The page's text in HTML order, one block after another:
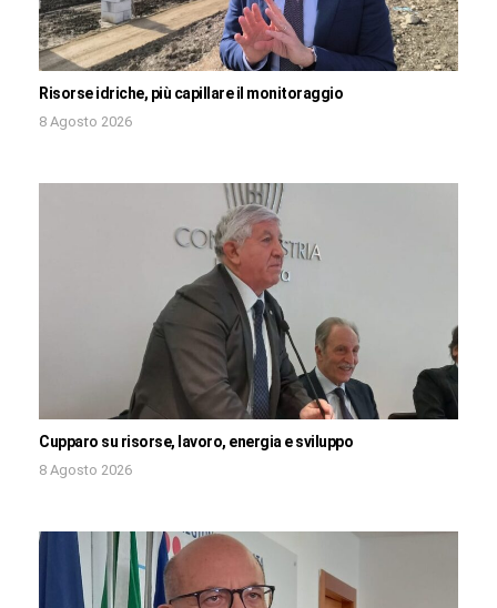
Risorse idriche, più capillare il monitoraggio
8 Agosto 2026
Cupparo su risorse, lavoro, energia e sviluppo
8 Agosto 2026